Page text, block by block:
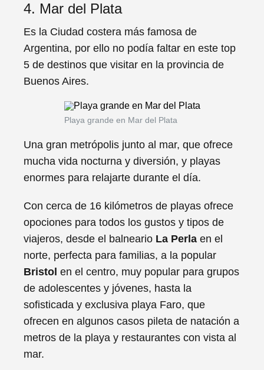
4. Mar del Plata
Es la Ciudad costera más famosa de
Argentina, por ello no podía faltar en este top
5 de destinos que visitar en la provincia de
Buenos Aires.
Playa grande en Mar del Plata
Una gran metrópolis junto al mar, que ofrece
mucha vida nocturna y diversión, y playas
enormes para relajarte durante el día.
Con cerca de 16 kilómetros de playas ofrece
opociones para todos los gustos y tipos de
viajeros, desde el balneario La Perla en el
norte, perfecta para familias, a la popular
Bristol en el centro, muy popular para grupos
de adolescentes y jóvenes, hasta la
sofisticada y exclusiva playa Faro, que
ofrecen en algunos casos pileta de natación a
metros de la playa y restaurantes con vista al
mar.